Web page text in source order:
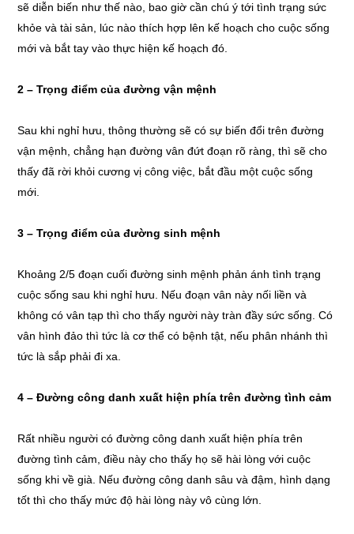
sẽ diễn biến như thế nào, bao giờ cần chú ý tới tình trạng sức
khỏe và tài sản, lúc nào thích hợp lên kế hoạch cho cuộc sống
mới và bắt tay vào thực hiện kế hoạch đó.
2 – Trọng điểm của đường vận mệnh
Sau khi nghỉ hưu, thông thường sẽ có sự biến đổi trên đường
vận mệnh, chẳng hạn đường vân đứt đoạn rõ ràng, thì sẽ cho
thấy đã rời khỏi cương vị công việc, bắt đầu một cuộc sống
mới.
3 – Trọng điểm của đường sinh mệnh
Khoảng 2/5 đoạn cuối đường sinh mệnh phản ánh tình trạng
cuộc sống sau khi nghỉ hưu. Nếu đoạn vân này nối liền và
không có vân tạp thì cho thấy người này tràn đầy sức sống. Có
vân hình đảo thì tức là cơ thể có bệnh tật, nếu phân nhánh thì
tức là sắp phải đi xa.
4 – Đường công danh xuất hiện phía trên đường tình cảm
Rất nhiều người có đường công danh xuất hiện phía trên
đường tình cảm, điều này cho thấy họ sẽ hài lòng với cuộc
sống khi về già. Nếu đường công danh sâu và đậm, hình dạng
tốt thì cho thấy mức độ hài lòng này vô cùng lớn.